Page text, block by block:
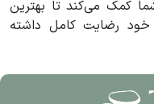
کمک می‌کند تا بهترین
خود رضایت کامل داشته